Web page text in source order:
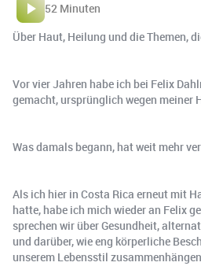
52 Minuten
Über Haut, Heilung und die Themen,
Vor vier Jahren habe ich bei Felix
gemacht, ursprünglich wegen meiner
Was damals begann, hat weit mehr
Als ich hier in Costa Rica erneut mit
hatte, habe ich mich wieder an Felix
sprechen wir über Gesundheit,
und darüber, wie eng körperliche
unserem Lebensstil